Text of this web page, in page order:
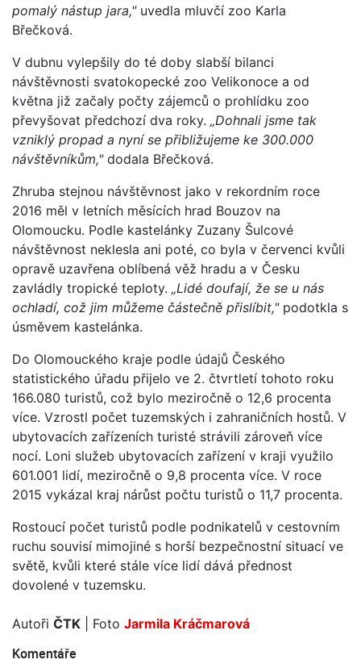
pomalý nástup jara,"uvedla mluvčí zoo Karla
Břečková.
V dubnu vylepšily do té doby slabší bilanci
návštěvnosti svatokopecké zoo Velikonoce a od
května již začaly počty zájemců o prohlídku zoo
převyšovat předchozí dva roky. „Dohnali jsme tak
vzniklý propad a nyní se přibližujeme ke 300.000
návštěvníkům," dodala Břečková.
Zhruba stejnou návštěvnost jako v rekordním roce
2016 měl v letních měsících hrad Bouzov na
Olomoucku. Podle kastelánky Zuzany Šulcové
návštěvnost neklesla ani poté, co byla v červenci kvůli
opravě uzavřena oblíbená věž hradu a v Česku
zavládly tropické teploty. „Lidé doufají, že se u nás
ochladí, což jim můžeme částečně přislíbit,"podotkla s
úsměvem kastelánka.
Do Olomouckého kraje podle údajů Českého
statistického úřadu přijelo ve 2. čtvrtletí tohoto roku
166.080 turistů, což bylo meziročně o 12,6 procenta
více. Vzrostl počet tuzemských i zahraničních hostů. V
ubytovacích zařízeních turisté strávili zároveň více
nocí. Loni služeb ubytovacích zařízení v kraji využilo
601.001 lidí, meziročně o 9,8 procenta více. V roce
2015 vykázal kraj nárůst počtu turistů o 11,7 procenta.
Rostoucí počet turistů podle podnikatelů v cestovním
ruchu souvisí mimojiné s horší bezpečnostní situací ve
světě, kvůli které stále více lidí dává přednost
dovolené v tuzemsku.
Autoři ČTK | Foto Jarmila Kráčmarová
Komentáře